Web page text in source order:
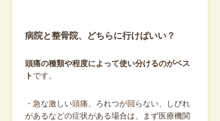
病院と整骨院、どちらに行けばいい？
頭痛の種類や程度によって使い分けるのがベス
ト です。
・急な激しい頭痛、ろれつが回らない、しびれ
があるなどの症状がある場合は、まず医療機関